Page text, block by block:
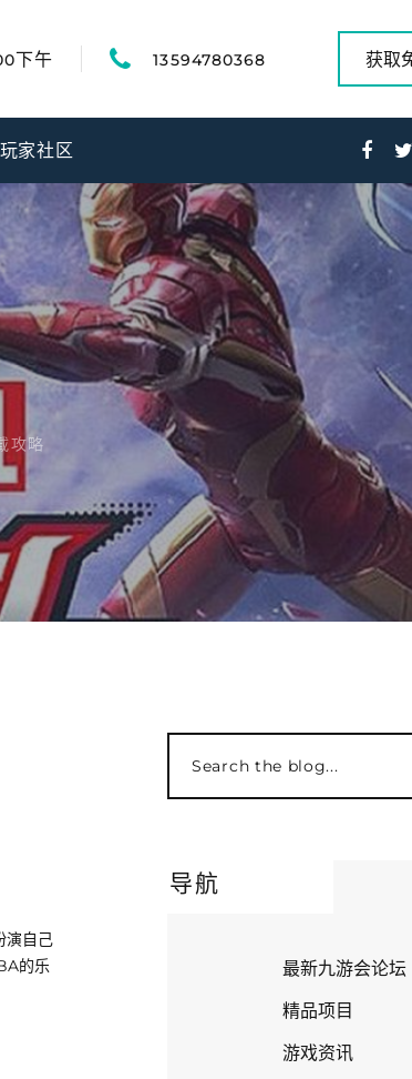
下午 13594780368 获取
家社区
攻略
演自己
的乐
Search the blog...
导航
最新九游会论坛
精品项目
游戏资讯